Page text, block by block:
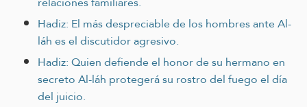
Hadiz: El más despreciable de los hombres ante Al-
láh es el discutidor agresivo.
Hadiz: Quien defiende el honor de su hermano en
secreto Al-láh protegerá su rostro del fuego el día
del juicio.